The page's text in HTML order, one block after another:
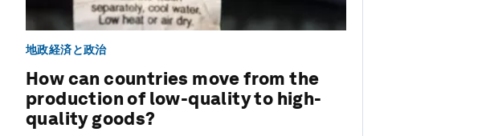
地政経済と政治
How can countries move from the
production of low-quality to high-
quality goods?